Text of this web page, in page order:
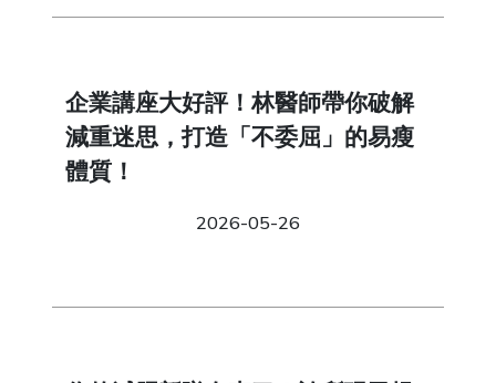
企業講座大好評！林醫師帶你破解
減重迷思，打造「不委屈」的易瘦
體質！
2026-05-26